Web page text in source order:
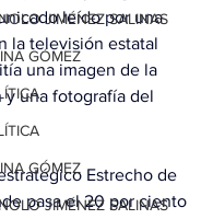
JIMÉNEZ SALINAS
GÓMEZ
GÓMEZ
JIMÉNEZ SALINAS
leído por una
la televisión estatal
una imagen de la
y una fotografía del
Estrecho de
pasa el 20 por ciento